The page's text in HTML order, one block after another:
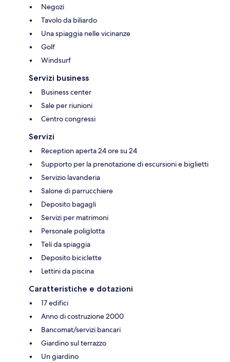
Negozi
Tavolo da biliardo
Una spiaggia nelle vicinanze
Golf
Windsurf
Servizi business
Business center
Sale per riunioni
Centro congressi
Servizi
Reception aperta 24 ore su 24
Supporto per la prenotazione di escursioni e biglietti
Servizio lavanderia
Salone di parrucchiere
Deposito bagagli
Servizi per matrimoni
Personale poliglotta
Teli da spiaggia
Deposito biciclette
Lettini da piscina
Caratteristiche e dotazioni
17 edifici
Anno di costruzione 2000
Bancomat/servizi bancari
Giardino sul terrazzo
Un giardino